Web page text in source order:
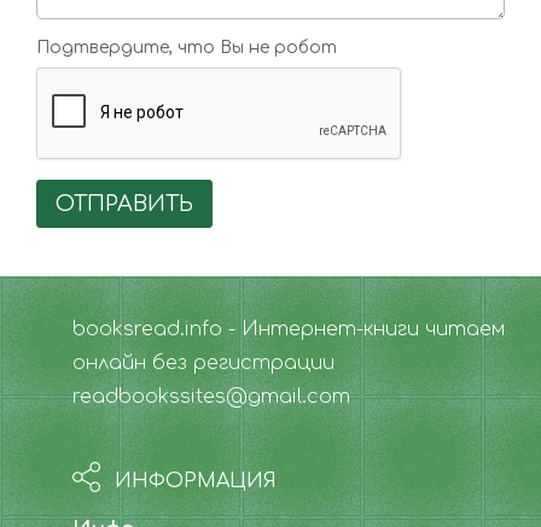
Подтвердите, что Вы не робот
ОТПРАВИТЬ
booksread.info - Интернет-книги читаем
онлайн без регистрации
readbookssites@gmail.com
ИНФОРМАЦИЯ